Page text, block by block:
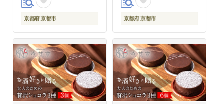
人気 おすすめ お取り寄
せ お菓子 洋菓子 ］
京都府 京都市
い 人気 おすすめ お取
り寄せ お菓子 洋菓子
京都府 京都市